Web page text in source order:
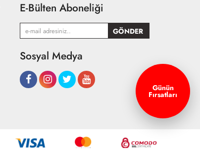
E-Bülten Aboneliği
Sosyal Medya
Günün
Fırsatları